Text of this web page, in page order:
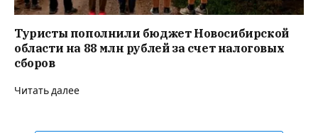
Туристы пополнили бюджет Новосибирской
области на 88 млн рублей за счет налоговых
сборов
Читать далее